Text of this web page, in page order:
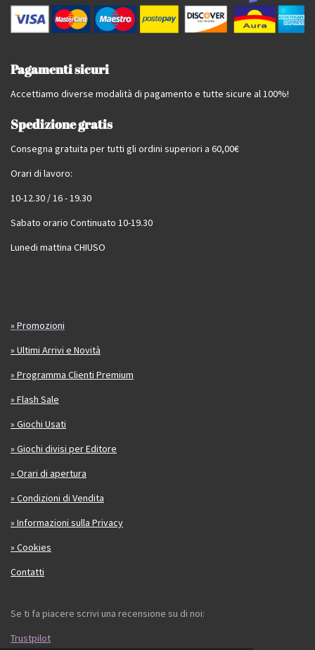
Pagamenti sicuri
Accettiamo diverse modalità di pagamento e tutte sicure al 100%!
Spedizione gratis
Consegna gratuita per tutti gli ordini superiori a 60,00€
Orari di lavoro:
10-12.30 / 16 - 19.30
Sabato orario Continuato 10-19.30
Lunedi mattina CHIUSO
» Promozioni
» Ultimi Arrivi e Novità
» Programma Clienti Premium
» Flash Sale
» Giochi Usati
» Giochi divisi per Editore
» Orari di apertura
» Condizioni di Vendita
» Informazioni sulla Privacy
» Cookies
Contatti
Se ti fa piacere scrivi una recensione su di noi:
Trustpilot